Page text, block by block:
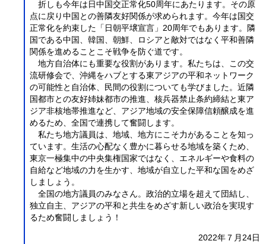
折しも今年は日中国交正常化50周年にあたります。その原
点に戻り中国との善隣友好関係が求められます。今年は国交
正常化を約束した「日朝平壌宣言」20周年でもあります。隣
国である中国、韓国、朝鮮、ロシアと敵対ではなく平和善隣
関係を進めることこそ戦争を防ぐ道です。
地方自治体にも重要な役割があります。私たちは、この交
流研修会で、沖縄をハブとする東アジアの平和ネットワーク
の可能性と自治体、民間の役割についても学びました。近隣
国都市との友好姉妹都市の推進、核兵器禁止条約締結と東ア
ジア非核地帯推進など、アジア地域の安全保障信頼醸成を進
めるため、全国で連携して奮闘します。
私たち地方議員は、地域、地方にこそ力があることを知っ
ています。生活の心配なく豊かに暮らせる地域を築くため、
東京一極集中の中央集権国家ではなく、エネルギーや食料の
自給など地域の力を生かす、地域が自立した平和な国をめざ
しましょう。
全国の地方議員のみなさん。政治的立場を超えて団結し、
独立自主、アジアの平和と共生をめざす新しい政治を実現す
るため奮闘しましょう！
2022年７月24日